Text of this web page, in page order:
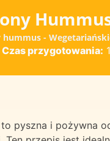
-
Czas przygotowania:
pyszna i pożywna